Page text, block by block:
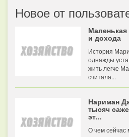
Новое от
Маленькая
и дохода
История
однажды
жить легче
считала...
Нариман
тысяч
эт...
О чем сейчас